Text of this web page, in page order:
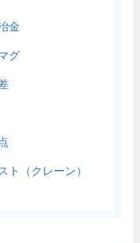
金
グ
ト（クレーン）